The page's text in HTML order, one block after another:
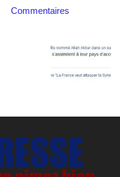
Commentaires